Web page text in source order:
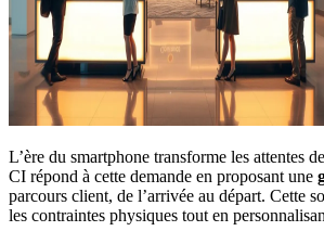
L’ère du smartphone transforme les attentes
CI répond à cette demande en proposant une
parcours client, de l’arrivée au départ. Cette
les contraintes physiques tout en